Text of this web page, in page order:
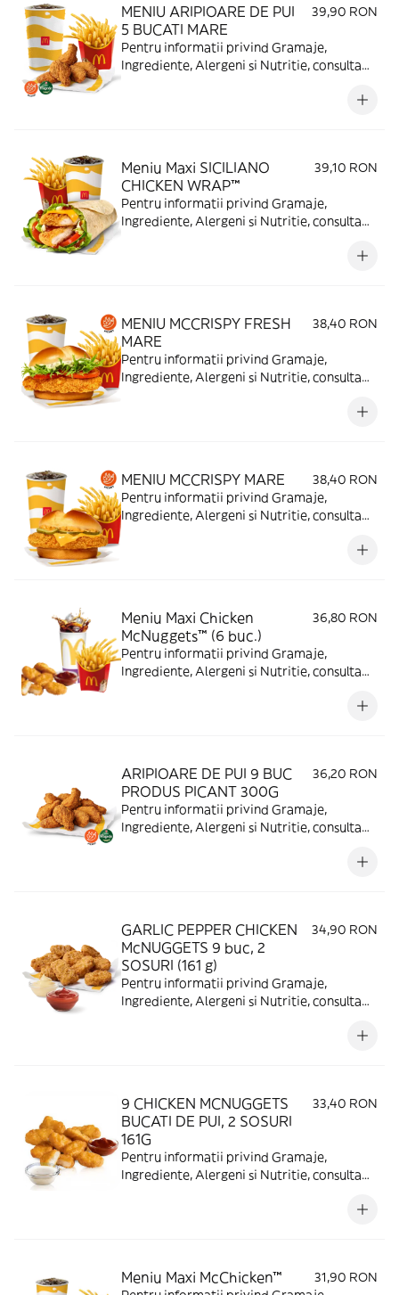
MENIU ARIPIOARE DE PUI
5 BUCATI MARE
39,90 RON
Pentru informatii privind Gramaje,
Ingrediente, Alergeni si Nutritie, consulta
Meniu Maxi SICILIANO
CHICKEN WRAP™
39,10 RON
Pentru informatii privind Gramaje,
Ingrediente, Alergeni si Nutritie, consulta
MENIU MCCRISPY FRESH
MARE
38,40 RON
Pentru informatii privind Gramaje,
Ingrediente, Alergeni si Nutritie, consulta
MENIU MCCRISPY MARE
38,40 RON
Pentru informatii privind Gramaje,
Ingrediente, Alergeni si Nutritie, consulta
Meniu Maxi Chicken
McNuggets™ (6 buc.)
36,80 RON
Pentru informatii privind Gramaje,
Ingrediente, Alergeni si Nutritie, consulta
ARIPIOARE DE PUI 9 BUC
PRODUS PICANT 300G
36,20 RON
Pentru informatii privind Gramaje,
Ingrediente, Alergeni si Nutritie, consulta
GARLIC PEPPER CHICKEN
McNUGGETS 9 buc, 2
SOSURI (161 g)
34,90 RON
Pentru informatii privind Gramaje,
Ingrediente, Alergeni si Nutritie, consulta
9 CHICKEN MCNUGGETS
BUCATI DE PUI, 2 SOSURI
161G
33,40 RON
Pentru informatii privind Gramaje,
Ingrediente, Alergeni si Nutritie, consulta
Meniu Maxi McChicken™
31,90 RON